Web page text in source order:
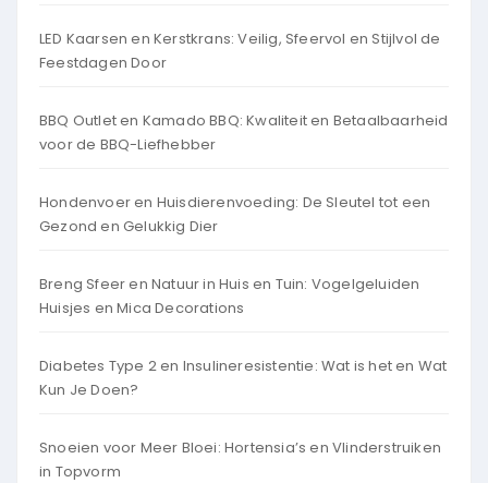
LED Kaarsen en Kerstkrans: Veilig, Sfeervol en Stijlvol de
Feestdagen Door
BBQ Outlet en Kamado BBQ: Kwaliteit en Betaalbaarheid
voor de BBQ-Liefhebber
Hondenvoer en Huisdierenvoeding: De Sleutel tot een
Gezond en Gelukkig Dier
Breng Sfeer en Natuur in Huis en Tuin: Vogelgeluiden
Huisjes en Mica Decorations
Diabetes Type 2 en Insulineresistentie: Wat is het en Wat
Kun Je Doen?
Snoeien voor Meer Bloei: Hortensia’s en Vlinderstruiken
in Topvorm